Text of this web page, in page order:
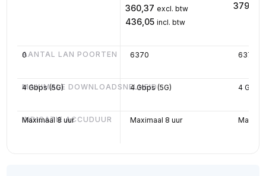
AANTAL LAN POORTEN
MAXIMALE DOWNLOADSNELHEID
INDICATIE ACCUDUUR
0
4 Gbps (5G)
Maximaal 8 uur
360,37 excl. btw
436,05 incl. btw
6370
4 Gbps (5G)
Maximaal 8 uur
379,94
6370
4 Gbps